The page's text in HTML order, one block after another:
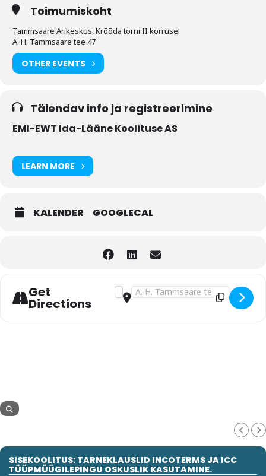
Toimumiskoht
Tammsaare Ärikeskus, Krõõda torni II korrusel
A. H. Tammsaare tee 47
OTHER EVENTS
Täiendav info ja registreerimine
EMI-EWT Ida-Lääne Koolituse AS
LEARN MORE
KALENDER GOOGLECAL
Get
Directions
Address - EMI EWT koolitus: Minu
Destination Address - EMI EWT
SISEKOOLITUS: TARNEKLAUSLID INCOTERMS JA ICC
TÜÜPMÜÜGILEPINGU OSKUSLIK KASUTAMINE.